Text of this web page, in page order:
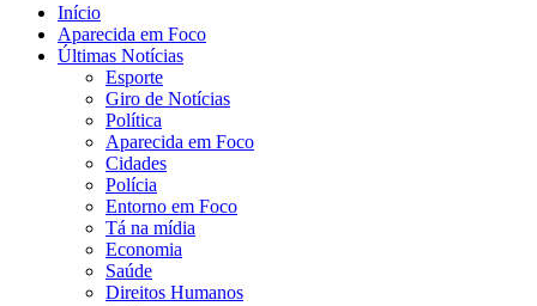
Início
Aparecida em Foco
Últimas Notícias
Esporte
Giro de Notícias
Política
Aparecida em Foco
Cidades
Polícia
Entorno em Foco
Tá na mídia
Economia
Saúde
Direitos Humanos